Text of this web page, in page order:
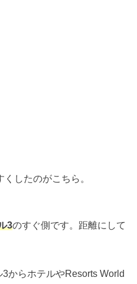
したのがこちら。
3のすぐ側です。距離にして
からホテルやResorts World